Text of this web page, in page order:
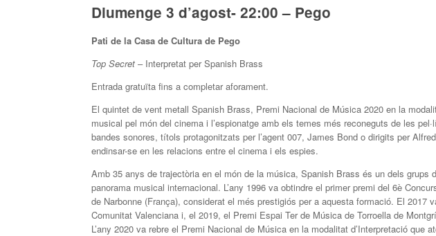
Diumenge 3 d’agost- 22:00 – Pego
Pati de la Casa de Cultura de Pego
Top Secret – Interpretat per Spanish Brass
Entrada gratuïta fins a completar aforament.
El quintet de vent metall Spanish Brass, Premi Nacional de Música 2020 en la
musical pel món del cinema i l’espionatge amb els temes més reconeguts de les
bandes sonores, títols protagonitzats per l’agent 007, James Bond o dirigits per
endinsar-se en les relacions entre el cinema i els espies.
Amb 35 anys de trajectòria en el món de la música, Spanish Brass és un dels grups
panorama musical internacional. L’any 1996 va obtindre el primer premi del 6è
de Narbonne (França), considerat el més prestigiós per a aquesta formació. El 2017
Comunitat Valenciana i, el 2019, el Premi Espai Ter de Música de Torroella de
L’any 2020 va rebre el Premi Nacional de Música en la modalitat d’Interpretació que